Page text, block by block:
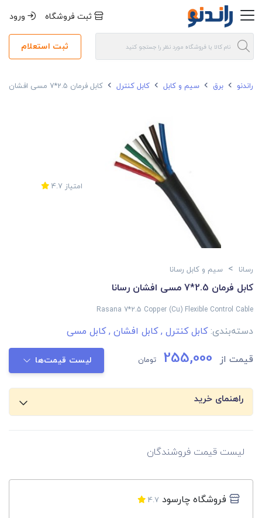
ثبت فروشگاه ورود
ثبت استعلام
راندنو برق سیم و کابل کابل کنترل کابل فرمان 2.5*7 مسی افشان رسانا
امتیاز 4.7
رسانا > سیم و کابل رسانا
کابل فرمان 2.5*7 مسی افشان رسانا
Rasana 7*2.5 Copper (Cu) Flexible Control Cable
دسته‌بندی:کابل کنترل ,کابل افشان ,کابل مسی
قیمت از 255,000 تومان لیست قیمت‌ها
راهنمای خرید
لیست قیمت فروشندگان
فروشگاه چارسود 4.7